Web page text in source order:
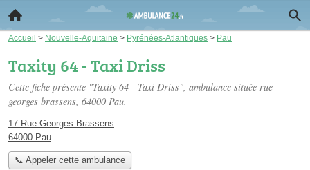
Accueil > Nouvelle-Aquitaine > Pyrénées-Atlantiques > Pau
Taxity 64 - Taxi Driss
Cette fiche présente "Taxity 64 - Taxi Driss", ambulance située rue
georges brassens, 64000 Pau.
17 Rue Georges Brassens
64000 Pau
📞 Appeler cette ambulance